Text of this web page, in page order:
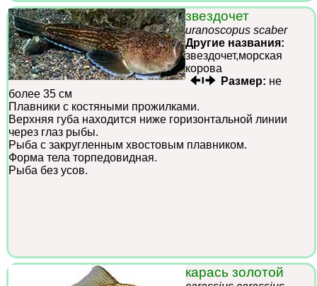
звездочет
uranoscopus scaber
Другие названия:
звездочет,морская
корова
Размер: не
более 35 см
Плавники с костяными прожилками.
Верхняя губа находится ниже горизонтальной линии
через глаз рыбы.
Рыба с закругленным хвостовым плавником.
Форма тела торпедовидная.
Рыба без усов.
карась золотой